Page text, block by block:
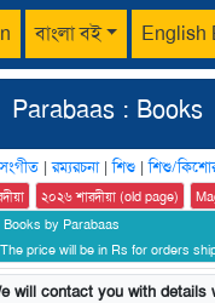
বাংলা বই English
Parabaas : Books
সংগীত |রম্যরচনা|শিশু |শিশু/
২০২৬ শারদীয়া (old page)
Books by Parabaas
price will be in Rs for orders
will contact you with details